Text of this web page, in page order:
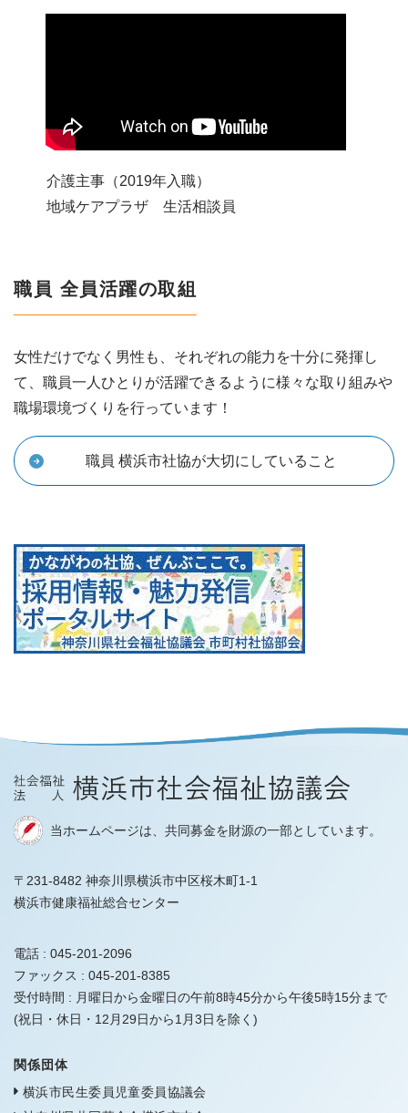
介護主事（2019年入職）
地域ケアプラザ 生活相談員
職員 全員活躍の取組
女性だけでなく男性も、それぞれの能力を十分に発揮し
て、職員一人ひとりが活躍できるように様々な取り組みや
職場環境づくりを行っています！
職員 横浜市社協が大切にしていること
当ホームページは、共同募金を財源の一部としています。
〒231-8482 神奈川県横浜市中区桜木町1-1
横浜市健康福祉総合センター
電話 : 045-201-2096
ファックス : 045-201-8385
受付時間 : 月曜日から金曜日の午前8時45分から午後5時15分まで
(祝日・休日・12月29日から1月3日を除く)
関係団体
横浜市民生委員児童委員協議会